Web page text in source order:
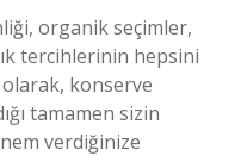
organik seçimler,
tercihlerinin hepsini
konserve
tamamen sizin
verdiğinize